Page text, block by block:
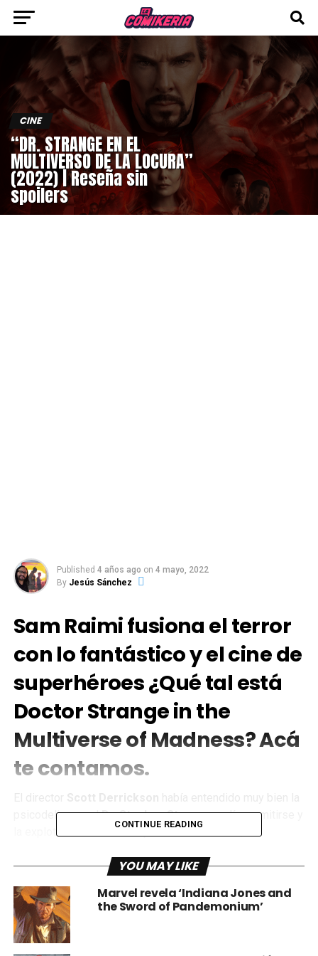
CINE
“DR. STRANGE EN EL
MULTIVERSO DE LA LOCURA”
(2022) | Reseña sin
spoilers
Published 4 años ago on 4 mayo, 2022
By Jesús Sánchez
Sam Raimi fusiona el terror
con lo fantástico y el cine de
superhéroes ¿Qué tal está
Doctor Strange in the
Multiverse of Madness? Acá
te contamos.
El director Scott Derrickson
había entendido muy bien la
psicodelia que elDr. Stephen Strangepodía permitirse y
la explotó de manera casi perfecta en el 2016,
“diferencias creativas” y el más reciente éxito
cinematográfico de la casa del ratón revivió a uno de los
directores sin los cuales no tendríamos las bases de lo
que antes conocíamos como “cine de súper héroes” y hoy
ambiciosamente conocemos (en una de sus ramas) como
elUniverso Cinematográfico Marvel
CONTINUE READING
YOU MAY LIKE
Marvel revela ‘Indiana Jones and
the Sword of Pandemonium’